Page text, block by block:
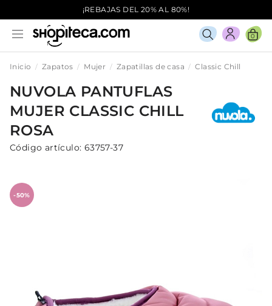
¡REBAJAS DEL 20% AL 80%!
0
Inicio Zapatos Mujer Zapatillas de casa Classic Chill
NUVOLA PANTUFLAS
MUJER CLASSIC CHILL
ROSA
Código artículo: 63757-37
-50%